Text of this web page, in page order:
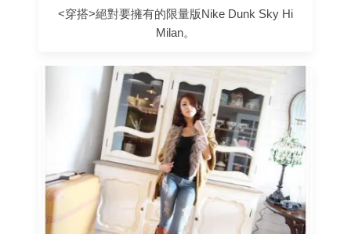
<穿搭>絕對要擁有的限量版Nike Dunk Sky Hi
Milan。